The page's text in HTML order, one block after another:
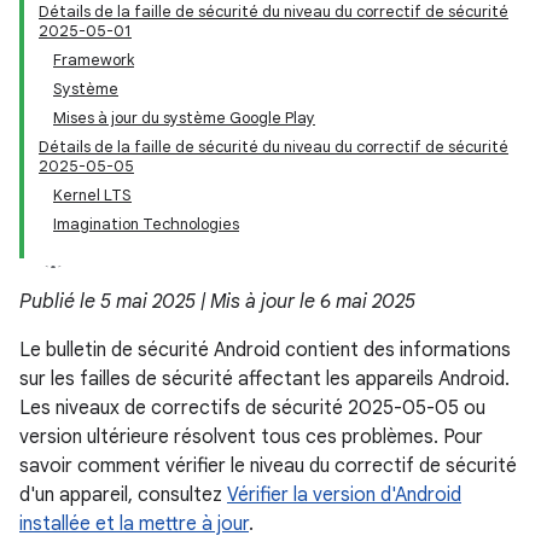
Détails de la faille de sécurité du niveau du correctif de sécurité
2025-05-01
Framework
Système
Mises à jour du système Google Play
Détails de la faille de sécurité du niveau du correctif de sécurité
2025-05-05
Kernel LTS
Imagination Technologies
Publié le 5 mai 2025 | Mis à jour le 6 mai 2025
Le bulletin de sécurité Android contient des informations
sur les failles de sécurité affectant les appareils Android.
Les niveaux de correctifs de sécurité 2025-05-05 ou
version ultérieure résolvent tous ces problèmes. Pour
savoir comment vérifier le niveau du correctif de sécurité
d'un appareil, consultez Vérifier la version d'Android
installée et la mettre à jour.